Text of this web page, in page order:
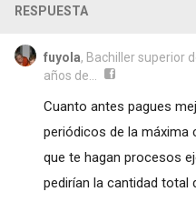
RESPUESTA
fuyola, Bachiller superior
años de...
Cuanto antes pagues
periódicos de la máxima
que te hagan procesos
pedirían la cantidad total